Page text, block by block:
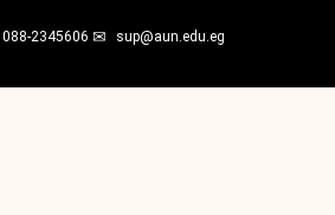
088-2345606 sup@aun.edu.eg